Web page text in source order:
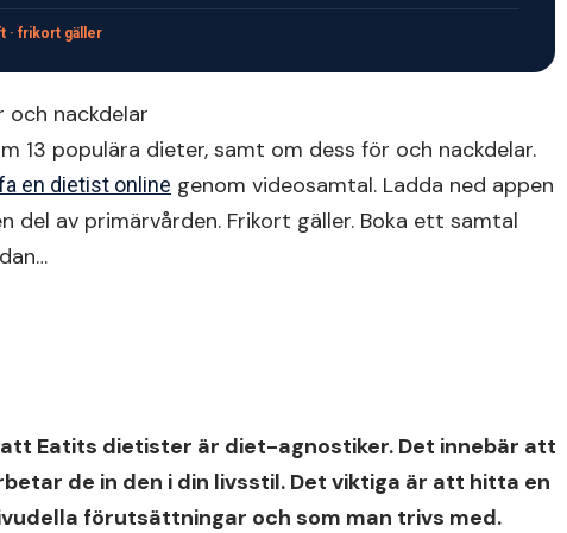
· frikort gäller
och nackdelar
13 populära dieter, samt om dess för och nackdelar.
en dietist online genom videosamtal. Ladda ned appen
del av primärvården. Frikort gäller. Boka ett samtal
Eatits dietister är diet-agnostiker. Det innebär att
de in den i din livsstil. Det viktiga är att hitta en
förutsättningar och som man trivs med.